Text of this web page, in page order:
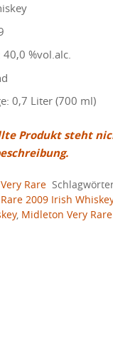
%vol.alc.
0,7 Liter (700 ml)
Produkt steht
Rare
2009 Irish Whiskey
, Midleton Very